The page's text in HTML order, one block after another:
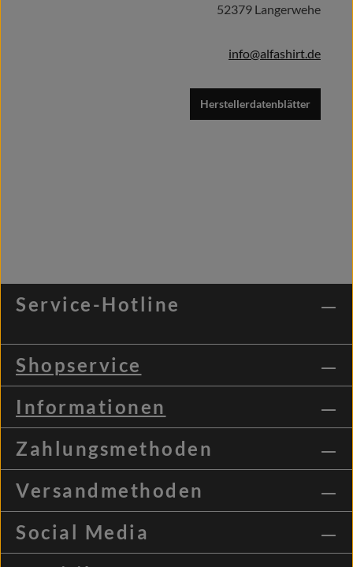
52379 Langerwehe
info@alfashirt.de
Herstellerdatenblätter
Service-Hotline
Shopservice
Informationen
Zahlungsmethoden
Versandmethoden
Social Media